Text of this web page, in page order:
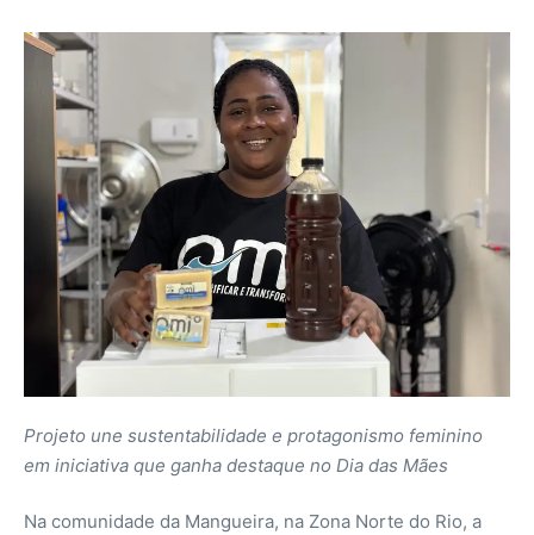
Projeto une sustentabilidade e protagonismo feminino
em iniciativa que ganha destaque no Dia das Mães
Na comunidade da Mangueira, na Zona Norte do Rio, a